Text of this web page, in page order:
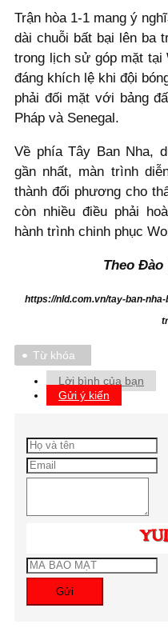
Trận hòa 1-1 mang ý
dài chuỗi bất bại lên ba
trong lịch sử góp mặt tại
đáng khích lệ khi đội
phải đối mặt với bảng
Pháp và Senegal.
Về phía Tây Ban Nha,
gần nhất, màn trình
thành đối phương cho
còn nhiều điều phải
hành trình chinh phục
Theo Đào
https://nld.com.vn/tay-ban-
Từ khóa
Lời bình của bạn
Gửi ý kiến
Gửi